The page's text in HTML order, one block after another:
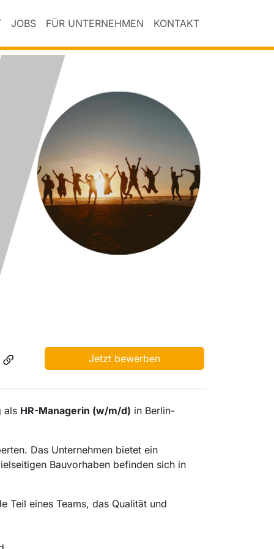
JOBS FÜR UNTERNEHMEN KONTAKT
Jetzt bewerben
als HR-Managerin (w/m/d) in Berlin-
Das Unternehmen bietet ein
Bauvorhaben befinden sich in
Teil eines Teams, das Qualität und